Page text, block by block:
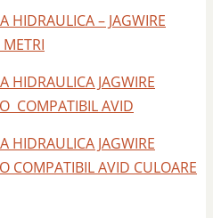
HIDRAULICA – JAGWIRE
HIDRAULICA JAGWIRE
COMPATIBIL AVID
HIDRAULICA JAGWIRE
COMPATIBIL AVID CULOARE